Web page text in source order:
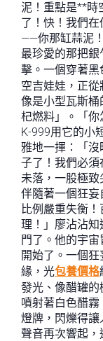
泥！重點是**時
了！快！我們
——你那缸蒜泥
最珍愛的那把
擊。一個穿著
空吉娃娃，正
像是小型瓦斯
杞燃料」。「
K-999用它的小
雅地一揮：「
子了！我們必
未落，一股極致
伴隨著一個狂
比例嚴重失衡
理！」廖沾沾
門了。他的宇
開始了。一個
緣，光包養價格
發光、像醋罐
噴射著白色醋
燈牌，閃爍得
聲音再次響起